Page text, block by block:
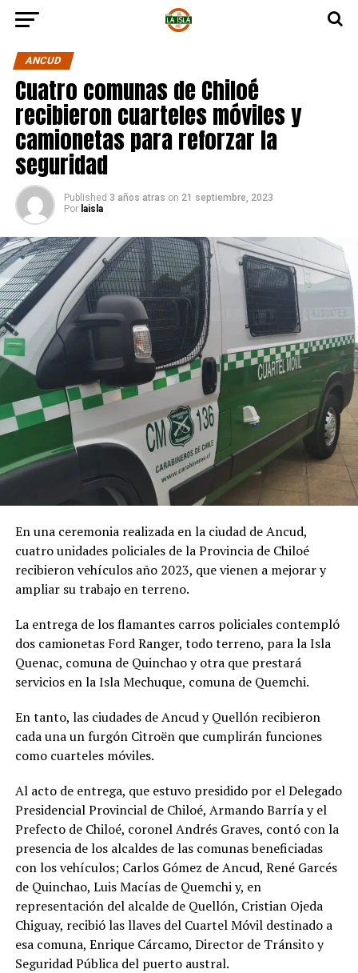
ANCUD
Cuatro comunas de Chiloé
recibieron cuarteles móviles y
camionetas para reforzar la
seguridad
Published 3 años atras on 21 septiembre, 2023
Por laisla
En una ceremonia realizada en la ciudad de Ancud,
cuatro unidades policiales de la Provincia de Chiloé
recibieron vehículos año 2023, que vienen a mejorar y
ampliar su trabajo en terreno.
La entrega de los flamantes carros policiales contempló
dos camionetas Ford Ranger, todo terreno, para la Isla
Quenac, comuna de Quinchao y otra que prestará
servicios en la Isla Mechuque, comuna de Quemchi.
En tanto, las ciudades de Ancud y Quellón recibieron
cada una un furgón Citroën que cumplirán funciones
como cuarteles móviles.
Al acto de entrega, que estuvo presidido por el Delegado
Presidencial Provincial de Chiloé, Armando Barría y el
Prefecto de Chiloé, coronel Andrés Graves, contó con la
presencia de los alcaldes de las comunas beneficiadas
con los vehículos; Carlos Gómez de Ancud, René Garcés
de Quinchao, Luis Macías de Quemchi y, en
representación del alcalde de Quellón, Cristian Ojeda
Chiguay, recibió las llaves del Cuartel Móvil destinado a
esa comuna, Enrique Cárcamo, Director de Tránsito y
Seguridad Pública del puerto austral.